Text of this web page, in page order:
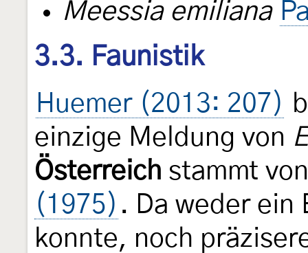
Meessia emiliana
3.3. Faunistik
Huemer (2013: 207)
einzige Meldung von
Österreich stammt
(1975) . Da weder ein
konnte, noch